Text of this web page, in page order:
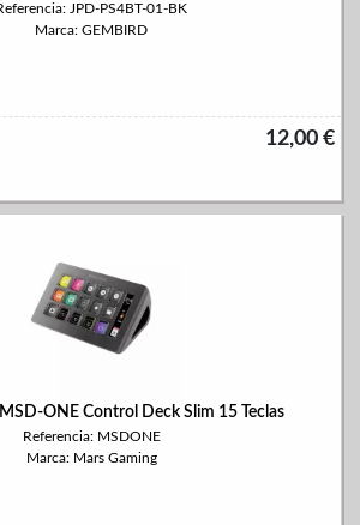
JPD-PS4BT-01-BK
Marca: GEMBIRD
12,00 €
ONE Control Deck Slim 15 Teclas
Referencia: MSDONE
Marca: Mars Gaming